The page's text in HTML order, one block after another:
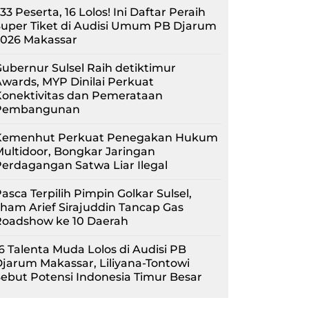
Peserta, 16 Lolos! Ini Daftar Peraih
Tiket di Audisi Umum PB Djarum
Makassar
Sulsel Raih detiktimur
MYP Dinilai Perkuat
dan Pemerataan
Perkuat Penegakan Hukum
Bongkar Jaringan
Satwa Liar Ilegal
Terpilih Pimpin Golkar Sulsel,
Arief Sirajuddin Tancap Gas
ke 10 Daerah
Talenta Muda Lolos di Audisi PB
Makassar, Liliyana-Tontowi
Potensi Indonesia Timur Besar